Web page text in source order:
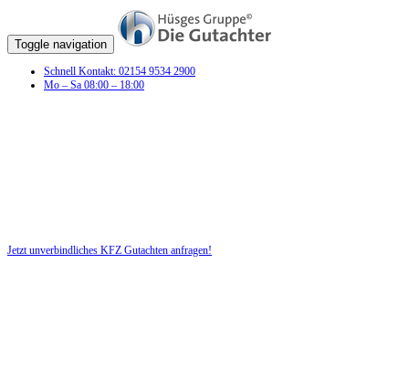
Toggle navigation
Schnell Kontakt: 02154 9534 2900
Mo – Sa 08:00 – 18:00
Jetzt unverbindliches KFZ Gutachten anfragen!